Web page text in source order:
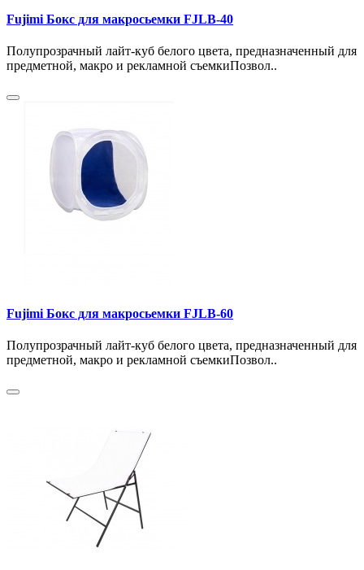
Fujimi Бокс для макросьемки FJLB-40
Полупрозрачный лайт-куб белого цвета, предназначенный для
предметной, макро и рекламной съемкиПозвол..
Fujimi Бокс для макросьемки FJLB-60
Полупрозрачный лайт-куб белого цвета, предназначенный для
предметной, макро и рекламной съемкиПозвол..